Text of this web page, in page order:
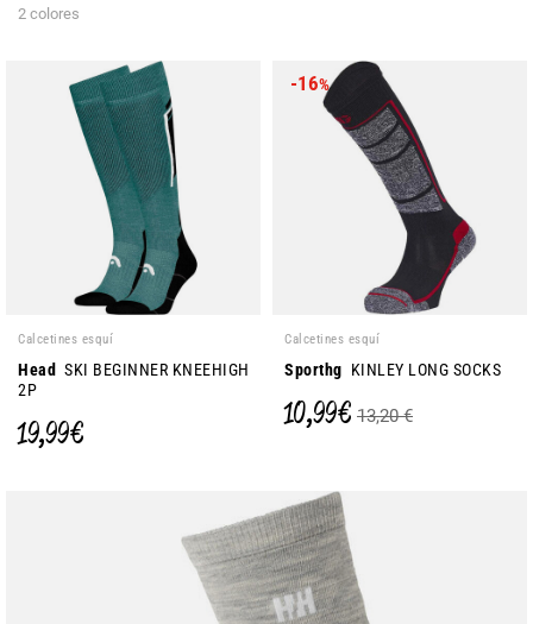
2 colores
Calcetines esquí
Head SKI BEGINNER KNEEHIGH
2P
19,99 €
-16%
Calcetines esquí
Sporthg KINLEY LONG SOCKS
10,99 € 13,20 €